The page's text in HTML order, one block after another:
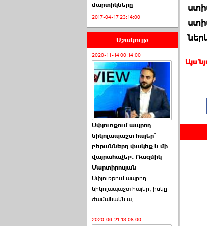
ՍԴ-ն հուլիսի 1-ին
կհեռանա ›››
2026-07-01 00:08:00
Աննա Վարդապետյանն
ուղերձ է հղել ›››
2026-06-25 23:21:00
Պաշտոնակռիվը սկսված
մարտիկները
2017-04-17 23:14:00
Մշակույթ
2020-11-14 00:14:00
Սփյուռքում ապրող
նիկոլապաշտ հայեր՝
բերաններդ փակեք և մի
վայրահաչեք. Ռազմիկ
Մարտիրոսյան
Սփյուռքում ապրող
նիկոլապաշտ հայեր, իսկը
ժամանակն ա,
2020-06-21 13:08:00
Այս